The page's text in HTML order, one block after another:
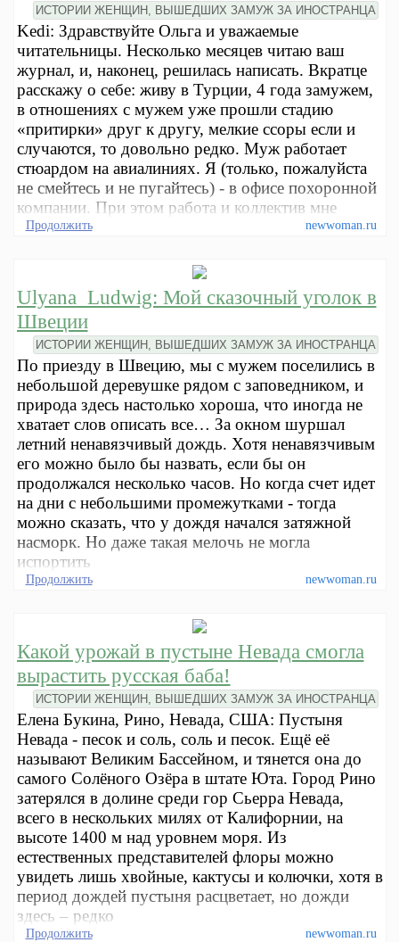
ИСТОРИИ ЖЕНЩИН, ВЫШЕДШИХ ЗАМУЖ ЗА ИНОСТРАНЦА
Kedi: Здравствуйте Ольга и уважаемые
читательницы. Несколько месяцев читаю ваш
журнал, и, наконец, решилась написать. Вкратце
расскажу о себе: живу в Турции, 4 года замужем,
в отношениях с мужем уже прошли стадию
«притирки» друг к другу, мелкие ссоры если и
случаются, то довольно редко. Муж работает
стюардом на авиалиниях. Я (только, пожалуйста
не смейтесь и не пугайтесь) - в офисе похоронной
компании. При этом работа и коллектив мне
Продолжить newwoman.ru
Ulyana_Ludwig: Мой сказочный уголок в
Швеции
ИСТОРИИ ЖЕНЩИН, ВЫШЕДШИХ ЗАМУЖ ЗА ИНОСТРАНЦА
По приезду в Швецию, мы с мужем поселились в
небольшой деревушке рядом с заповедником, и
природа здесь настолько хороша, что иногда не
хватает слов описать все… За окном шуршал
летний ненавязчивый дождь. Хотя ненавязчивым
его можно было бы назвать, если бы он
продолжался несколько часов. Но когда счет идет
на дни с небольшими промежутками - тогда
можно сказать, что у дождя начался затяжной
насморк. Но даже такая мелочь не могла
испортить
Продолжить newwoman.ru
Какой урожай в пустыне Невада смогла
вырастить русская баба!
ИСТОРИИ ЖЕНЩИН, ВЫШЕДШИХ ЗАМУЖ ЗА ИНОСТРАНЦА
Елена Букина, Рино, Невада, США: Пустыня
Невада - песок и соль, соль и песок. Ещё её
называют Великим Бассейном, и тянется она до
самого Солёного Озёра в штате Юта. Город Рино
затерялся в долине среди гор Сьерра Невада,
всего в нескольких милях от Калифорнии, на
высоте 1400 м над уровнем моря. Из
естественных представителей флоры можно
увидеть лишь хвойные, кактусы и колючки, хотя в
период дождей пустыня расцветает, но дожди
здесь – редко
Продолжить newwoman.ru